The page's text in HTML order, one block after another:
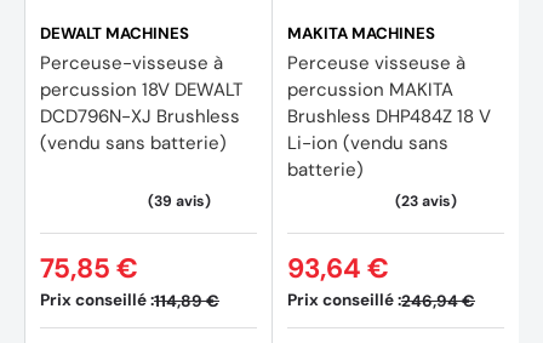
DEWALT MACHINES
Perceuse-visseuse à
percussion 18V DEWALT
DCD796N-XJ Brushless
(vendu sans batterie)
Prix conseillé :114,89 €
75,85 €
MAKITA MACHINES
Perceuse visseuse à
percussion MAKITA
Brushless DHP484Z 18 V
Li-ion (vendu sans
batterie)
Prix conseillé :246,94 €
93,64 €